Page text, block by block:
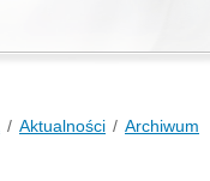
Aktualności Archiwum